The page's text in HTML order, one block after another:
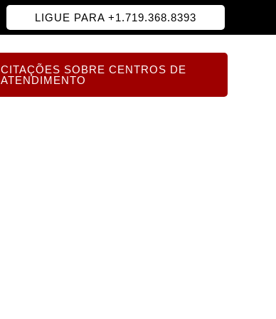
LIGUE PARA +1.719.368.8393
CITAÇÕES SOBRE CENTROS DE
ATENDIMENTO